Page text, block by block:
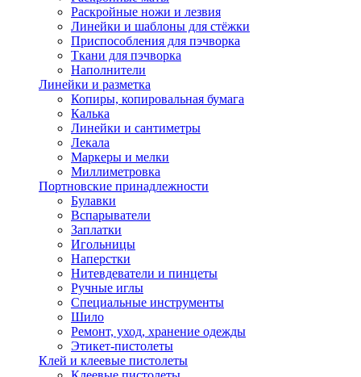
Раскройные ножи и лезвия
Линейки и шаблоны для стёжки
Приспособления для пэчворка
Ткани для пэчворка
Наполнители
Линейки и разметка
Копиры, копировальная бумага
Калька
Линейки и сантиметры
Лекала
Маркеры и мелки
Миллиметровка
Портновские принадлежности
Булавки
Вспарыватели
Заплатки
Игольницы
Наперстки
Нитевдеватели и пинцеты
Ручные иглы
Специальные инструменты
Шило
Ремонт, уход, хранение одежды
Этикет-пистолеты
Клей и клеевые пистолеты